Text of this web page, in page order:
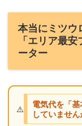
本当にミツウ
「エリア最
ーター
⚠️
電気代を「
していません